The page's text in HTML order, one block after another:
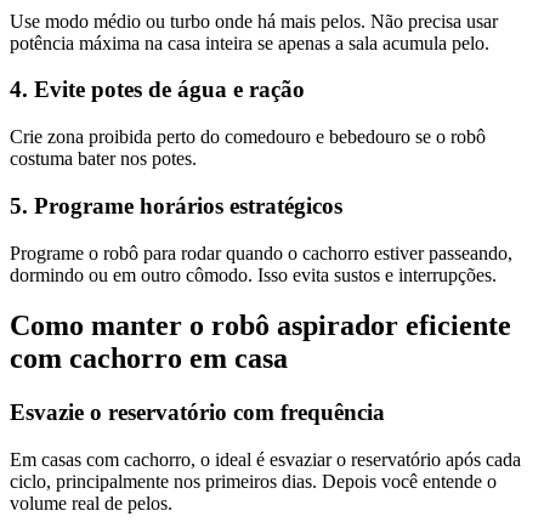
Use modo médio ou turbo onde há mais pelos. Não precisa usar
potência máxima na casa inteira se apenas a sala acumula pelo.
4. Evite potes de água e ração
Crie zona proibida perto do comedouro e bebedouro se o robô
costuma bater nos potes.
5. Programe horários estratégicos
Programe o robô para rodar quando o cachorro estiver passeando,
dormindo ou em outro cômodo. Isso evita sustos e interrupções.
Como manter o robô aspirador eficiente
com cachorro em casa
Esvazie o reservatório com frequência
Em casas com cachorro, o ideal é esvaziar o reservatório após cada
ciclo, principalmente nos primeiros dias. Depois você entende o
volume real de pelos.